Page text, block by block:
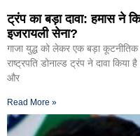
ट्रंप का बड़ा दावा: हमास ने
इजरायली सेना?
गाजा युद्ध को लेकर एक बड़ा
राष्ट्रपति डोनाल्ड ट्रंप ने दावा
और
Read More »